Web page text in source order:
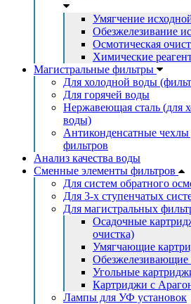
Умягчение
Обезжелезивание
Осмотическая
Химические
Магистральные фильтры
Для холодной воды
Для горячей воды
Нержавеющая сталь (для
воды)
Антиконденсатные
фильтров
Анализ качества воды
Сменные элементы фильтров
Для систем обратного
Для 3-х ступенчатых
Для магистральных
Осадочные
очистка)
Умягчающие
Обезжелезивающие
Угольные
Картриджи с
Лампы для УФ установок